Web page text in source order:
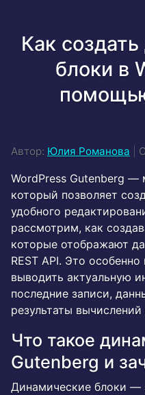
Как
блоки в
Автор: Юлия Романова
WordPress Gutenberg
который позволяет
удобного
рассмотрим, как
которые отображают
REST API. Это
выводить актуальную
последние записи,
результаты
Что такое
Gutenberg и
Динамические блоки —